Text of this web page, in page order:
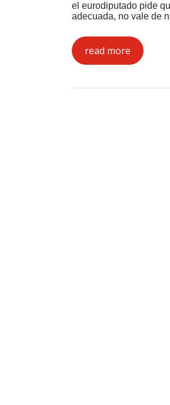
el eurodiputado pide
adecuada, no vale de
read more